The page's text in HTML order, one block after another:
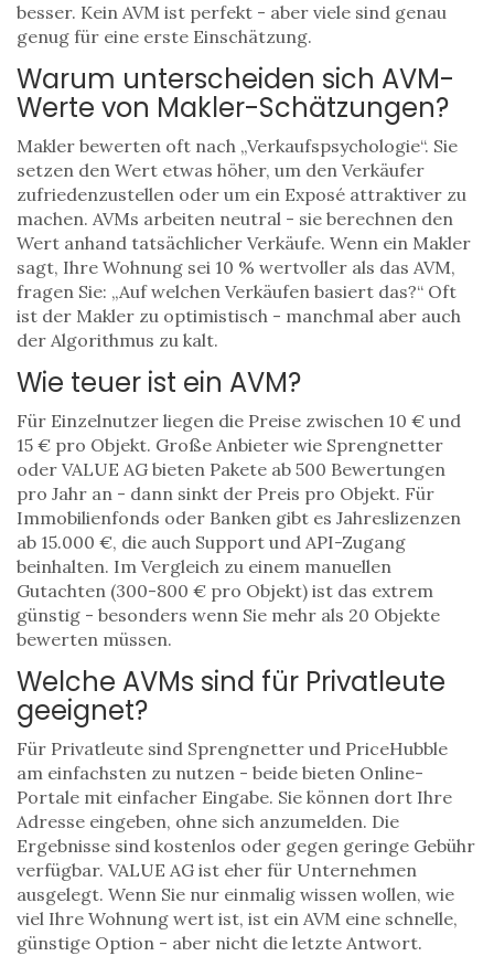
besser. Kein AVM ist perfekt - aber viele sind genau
genug für eine erste Einschätzung.
Warum unterscheiden sich AVM-
Werte von Makler-Schätzungen?
Makler bewerten oft nach „Verkaufspsychologie“. Sie
setzen den Wert etwas höher, um den Verkäufer
zufriedenzustellen oder um ein Exposé attraktiver zu
machen. AVMs arbeiten neutral - sie berechnen den
Wert anhand tatsächlicher Verkäufe. Wenn ein Makler
sagt, Ihre Wohnung sei 10 % wertvoller als das AVM,
fragen Sie: „Auf welchen Verkäufen basiert das?“ Oft
ist der Makler zu optimistisch - manchmal aber auch
der Algorithmus zu kalt.
Wie teuer ist ein AVM?
Für Einzelnutzer liegen die Preise zwischen 10 € und
15 € pro Objekt. Große Anbieter wie Sprengnetter
oder VALUE AG bieten Pakete ab 500 Bewertungen
pro Jahr an - dann sinkt der Preis pro Objekt. Für
Immobilienfonds oder Banken gibt es Jahreslizenzen
ab 15.000 €, die auch Support und API-Zugang
beinhalten. Im Vergleich zu einem manuellen
Gutachten (300-800 € pro Objekt) ist das extrem
günstig - besonders wenn Sie mehr als 20 Objekte
bewerten müssen.
Welche AVMs sind für Privatleute
geeignet?
Für Privatleute sind Sprengnetter und PriceHubble
am einfachsten zu nutzen - beide bieten Online-
Portale mit einfacher Eingabe. Sie können dort Ihre
Adresse eingeben, ohne sich anzumelden. Die
Ergebnisse sind kostenlos oder gegen geringe Gebühr
verfügbar. VALUE AG ist eher für Unternehmen
ausgelegt. Wenn Sie nur einmalig wissen wollen, wie
viel Ihre Wohnung wert ist, ist ein AVM eine schnelle,
günstige Option - aber nicht die letzte Antwort.